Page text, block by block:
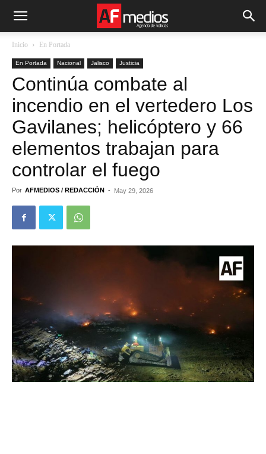
Inicio En Portada
En Portada Nacional Jalisco Justicia
Continúa combate al
incendio en el vertedero Los
Gavilanes; helicóptero y 66
elementos trabajan para
controlar el fuego
Por AFMEDIOS / REDACCIÓN - May 29, 2026